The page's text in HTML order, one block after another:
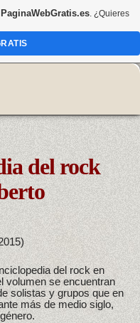
del rock
del rock en
volumen se encuentran
solistas y grupos que en
más de medio siglo,
PaginaWebGratis.es. ¿Quieres